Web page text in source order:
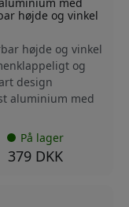
højde og vinkel
højde og vinkel
og
design
aluminium med
På lager
379 DKK